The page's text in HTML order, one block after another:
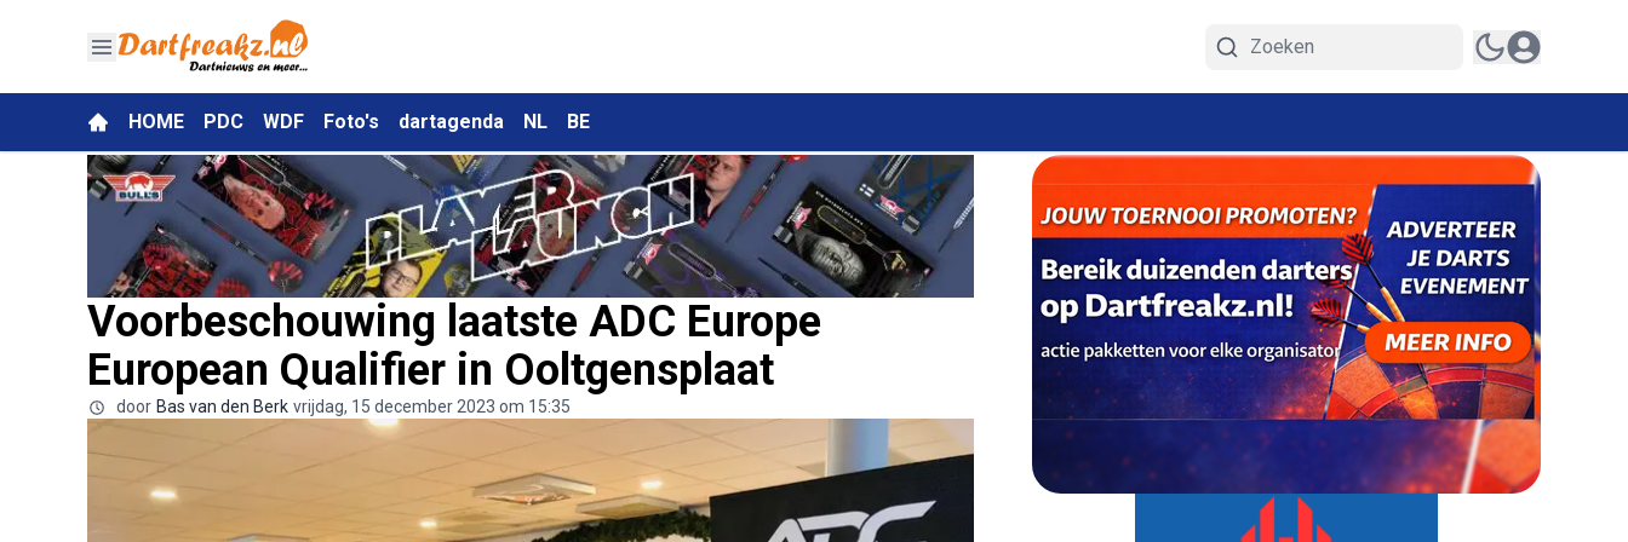
HOME PDC WDF Foto's dartagenda NL BE
Voorbeschouwing laatste ADC Europe
European Qualifier in Ooltgensplaat
door Bas van den Berk vrijdag, 15 december 2023 om 15:35